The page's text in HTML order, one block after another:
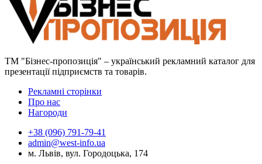
ТМ "Бізнес-пропозиція" – український рекламний каталог для
презентації підприємств та товарів.
Рекламні сторінки
Про нас
Нагороди
+38 (096) 791-79-41
admin@west-info.ua
м. Львів, вул. Городоцька, 174